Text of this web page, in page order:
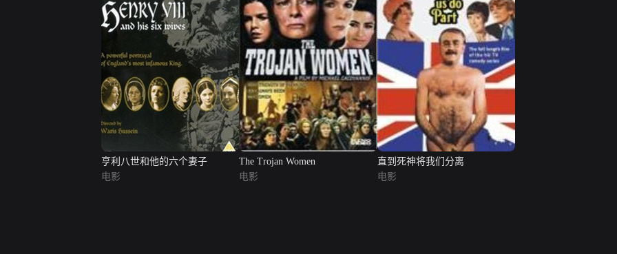
亨利八世和他的六个妻子
电影
The Trojan Women
电影
直到死神将我们分离
电影